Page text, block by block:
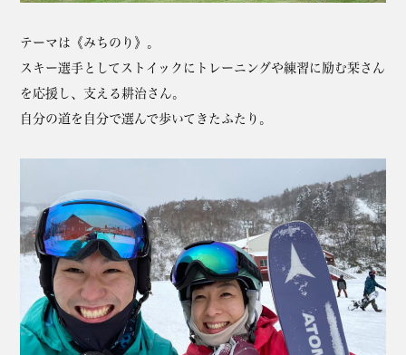
テーマは《みちのり》。
スキー選手としてストイックにトレーニングや練習に励む栞さん
を応援し、支える耕治さん。
自分の道を自分で選んで歩いてきたふたり。